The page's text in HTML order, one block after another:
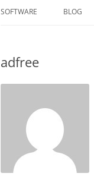
SOFTWARE BLOG
adfree